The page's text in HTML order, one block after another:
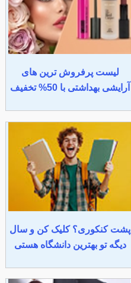
لیست پرفروش ترین های
آرایشی بهداشتی با 50% تخفیف
پشت کنکوری؟ کلیک کن و سال
دیگه تو بهترین دانشگاه هستی